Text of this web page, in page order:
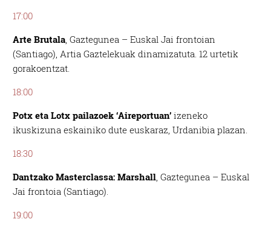
17:00
Arte Brutala, Gaztegunea – Euskal Jai frontoian
(Santiago), Artia Gaztelekuak dinamizatuta. 12 urtetik
gorakoentzat.
18:00
Potx eta Lotx pailazoek ‘Aireportuan’ izeneko
ikuskizuna eskainiko dute euskaraz, Urdanibia plazan.
18:30
Dantzako Masterclassa: Marshall, Gaztegunea – Euskal
Jai frontoia (Santiago).
19:00